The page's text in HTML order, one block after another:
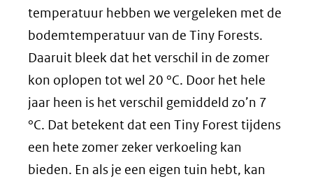
temperatuur hebben we vergeleken met de
bodemtemperatuur van de Tiny Forests.
Daaruit bleek dat het verschil in de zomer
kon oplopen tot wel 20 °C. Door het hele
jaar heen is het verschil gemiddeld zo’n 7
°C. Dat betekent dat een Tiny Forest tijdens
een hete zomer zeker verkoeling kan
bieden. En als je een eigen tuin hebt, kan